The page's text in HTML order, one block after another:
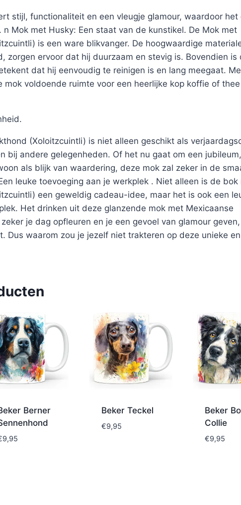
stijl, functionaliteit en een vleugje glamour, waardoor het
Mok met Husky: Een staat van de kunstikel. De Mok met
is een ware blikvanger. De hoogwaardige
zorgen ervoor dat hij duurzaam en stevig is. Bovendien is
dat hij eenvoudig te reinigen is en lang meegaat.
voldoende ruimte voor een heerlijke kop koffie of
(Xoloitzcuintli) is niet alleen geschikt als
bij andere gelegenheden. Of het nu gaat om een
als blijk van waardering, deze mok zal zeker in de
leuke toevoeging aan je werkplek . Niet alleen is de bok
een geweldig cadeau-idee, maar het is ook een
Het drinken uit deze glanzende mok met Mexicaanse
je dag opfleuren en je een gevoel van glamour
Dus waarom zou je jezelf niet trakteren op deze unieke
Berner
9,95
Beker Teckel
€9,95
Beker
Collie
€9,95